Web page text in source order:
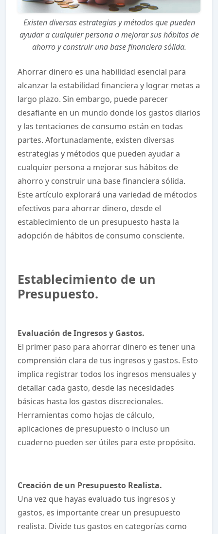
Existen diversas estrategias y métodos que pueden
ayudar a cualquier persona a mejorar sus hábitos de
ahorro y construir una base financiera sólida.
Ahorrar dinero es una habilidad esencial para
alcanzar la estabilidad financiera y lograr metas a
largo plazo. Sin embargo, puede parecer
desafiante en un mundo donde los gastos diarios
y las tentaciones de consumo están en todas
partes. Afortunadamente, existen diversas
estrategias y métodos que pueden ayudar a
cualquier persona a mejorar sus hábitos de
ahorro y construir una base financiera sólida.
Este artículo explorará una variedad de métodos
efectivos para ahorrar dinero, desde el
establecimiento de un presupuesto hasta la
adopción de hábitos de consumo consciente.
Establecimiento de un
Presupuesto.
Evaluación de Ingresos y Gastos.
El primer paso para ahorrar dinero es tener una
comprensión clara de tus ingresos y gastos. Esto
implica registrar todos los ingresos mensuales y
detallar cada gasto, desde las necesidades
básicas hasta los gastos discrecionales.
Herramientas como hojas de cálculo,
aplicaciones de presupuesto o incluso un
cuaderno pueden ser útiles para este propósito.
Creación de un Presupuesto Realista.
Una vez que hayas evaluado tus ingresos y
gastos, es importante crear un presupuesto
realista. Divide tus gastos en categorías como